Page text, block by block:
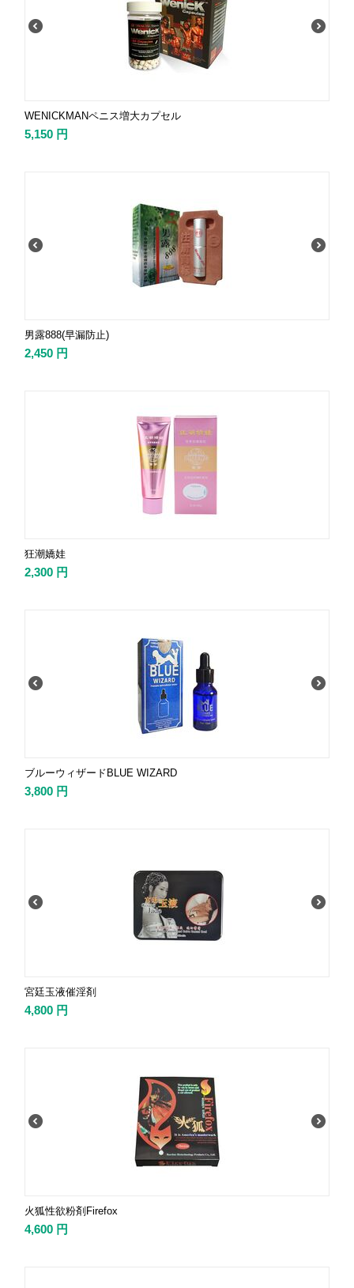
WENICKMANペニス増大カプセル
5,150 円
男露888(早漏防止)
2,450 円
狂潮嬌娃
2,300 円
ブルーウィザードBLUE WIZARD
3,800 円
宮廷玉液催淫剤
4,800 円
火狐性欲粉剤Firefox
4,600 円